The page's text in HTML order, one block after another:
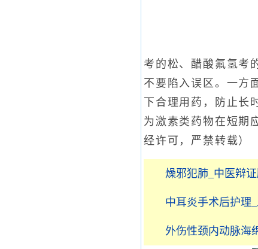
考的松、醋酸氟氢考
不要陷入误区。一方
下合理用药，防止
为激素类药物在短期
经许可，严禁转载）
燥邪犯肺_中医辩
中耳炎手术后护理
外伤性颈内动脉海